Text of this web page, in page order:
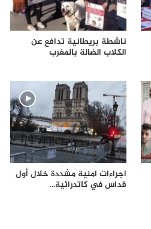
ناشطة بريطانية تدافع عن
الكلاب الضالة بالمغرب
اجراءات امنية مشددة خلال أول
قداس في كاتدرائية…